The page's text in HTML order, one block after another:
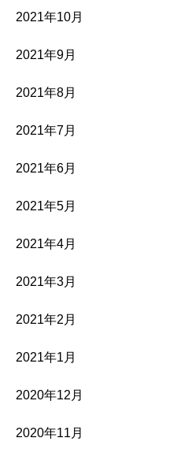
2021年10月
2021年9月
2021年8月
2021年7月
2021年6月
2021年5月
2021年4月
2021年3月
2021年2月
2021年1月
2020年12月
2020年11月